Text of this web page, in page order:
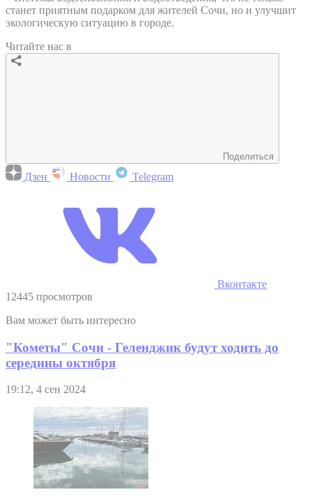
станет приятным подарком для жителей Сочи, но и улучшит
экологическую ситуацию в городе.
Читайте нас в
Поделиться
Дзен Новости Telegram
Вконтакте
12445 просмотров
Вам может быть интересно
"Кометы" Сочи - Геленджик будут ходить до
середины октября
19:12, 4 сен 2024